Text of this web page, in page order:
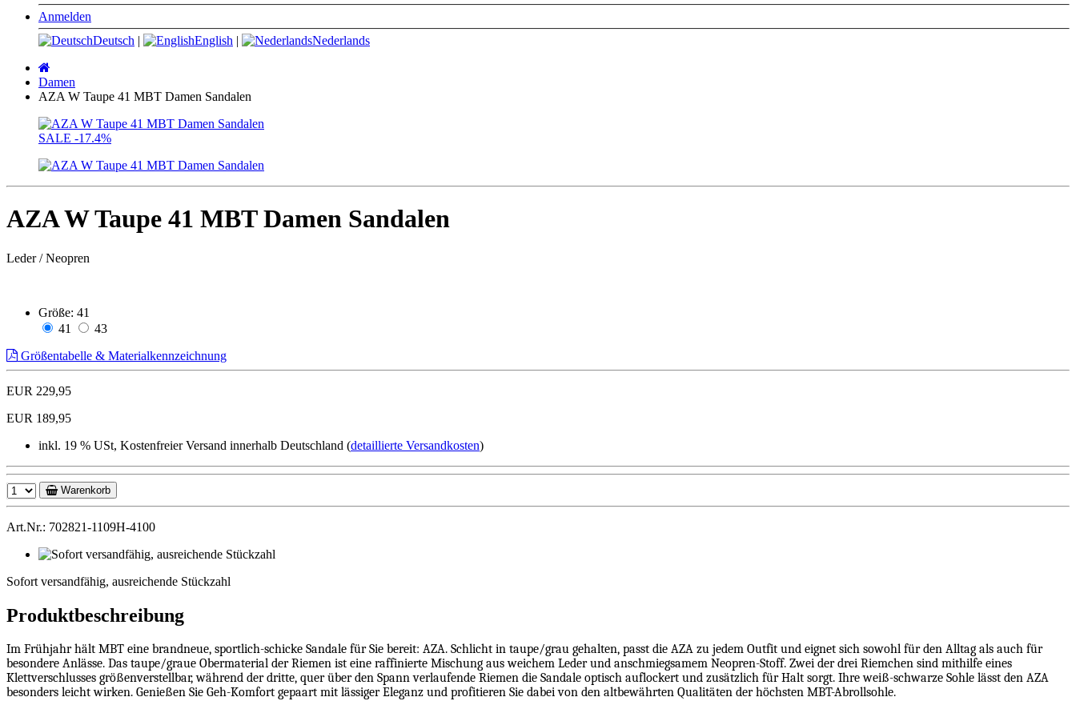
Anmelden
Deutsch | English |
Nederlands
Damen
AZA W Taupe 41 MBT Damen Sandalen
SALE -17.4%
AZA W Taupe 41 MBT Damen Sandalen
Leder / Neopren
Größe: 41
41
43
Größentabelle & Materialkennzeichnung
EUR 229,95
EUR 189,95
inkl. 19 % USt, Kostenfreier Versand innerhalb Deutschland (detaillierte Versandkosten)
Warenkorb
Art.Nr.: 702821-1109H-4100
Sofort versandfähig, ausreichende Stückzahl
Produktbeschreibung
Im Frühjahr hält MBT eine brandneue, sportlich-schicke Sandale für Sie bereit: AZA. Schlicht in taupe/grau gehalten, passt die AZA zu jedem Outfit und eignet sich sowohl für den Alltag als auch für
besondere Anlässe. Das taupe/graue Obermaterial der Riemen ist eine raffinierte Mischung aus weichem Leder und anschmiegsamem Neopren-Stoff. Zwei der drei Riemchen sind mithilfe eines
Klettverschlusses größenverstellbar, während der dritte, quer über den Spann verlaufende Riemen die Sandale optisch auflockert und zusätzlich für Halt sorgt. Ihre weiß-schwarze Sohle lässt den AZA
besonders leicht wirken. Genießen Sie Geh-Komfort gepaart mit lässiger Eleganz und profitieren Sie dabei von den altbewährten Qualitäten der höchsten MBT-Abrollsohle.